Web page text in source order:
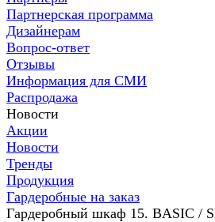
Партнерская программа
Дизайнерам
Вопрос-ответ
Отзывы
Информация для СМИ
Распродажа
Новости
Акции
Новости
Тренды
Продукция
Гардеробные на заказ
Гардеробный шкаф 15. BASIC /